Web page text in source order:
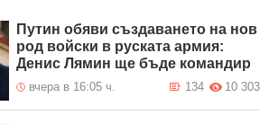
Путин обяви създаването на нов
род войски в руската армия:
Денис Лямин ще бъде командир
вчера в 16:05 ч. 10 303
134